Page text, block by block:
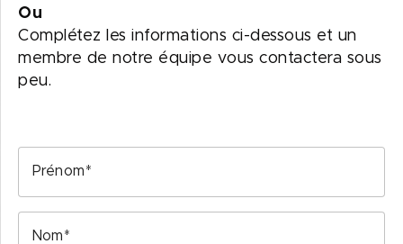
Ou
Complétez les informations ci-dessous et un
membre de notre équipe vous contactera sous
peu.
Prénom
Nom